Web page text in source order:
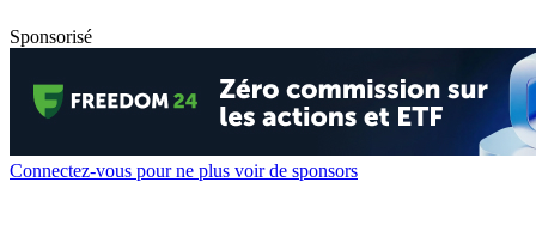
Sponsorisé
Connectez-vous pour ne plus voir de sponsors